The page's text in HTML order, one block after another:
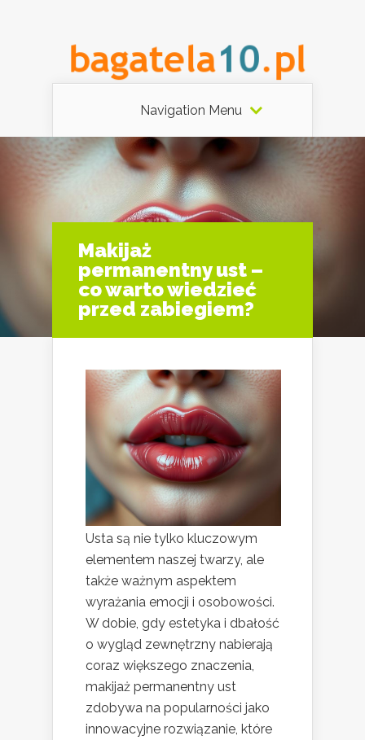
Navigation Menu
Makijaż
permanentny ust –
co warto wiedzieć
przed zabiegiem?
Usta są nie tylko kluczowym
elementem naszej twarzy, ale
także ważnym aspektem
wyrażania emocji i osobowości.
W dobie, gdy estetyka i dbałość
o wygląd zewnętrzny nabierają
coraz większego znaczenia,
makijaż permanentny ust
zdobywa na popularności jako
innowacyjne rozwiązanie, które